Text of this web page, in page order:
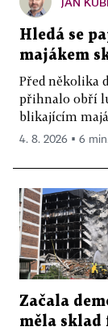
Hledá se
majákem
Před několika
přihnalo obří
blikajícím
4. 8. 2026 ▪ 6
Začala
měla sklad